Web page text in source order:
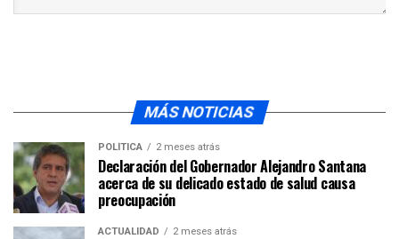
MÁS NOTICIAS
POLÍTICA 2 meses atrás
Declaración del Gobernador Alejandro Santana
acerca de su delicado estado de salud causa
preocupación
ACTUALIDAD 2 meses atrás